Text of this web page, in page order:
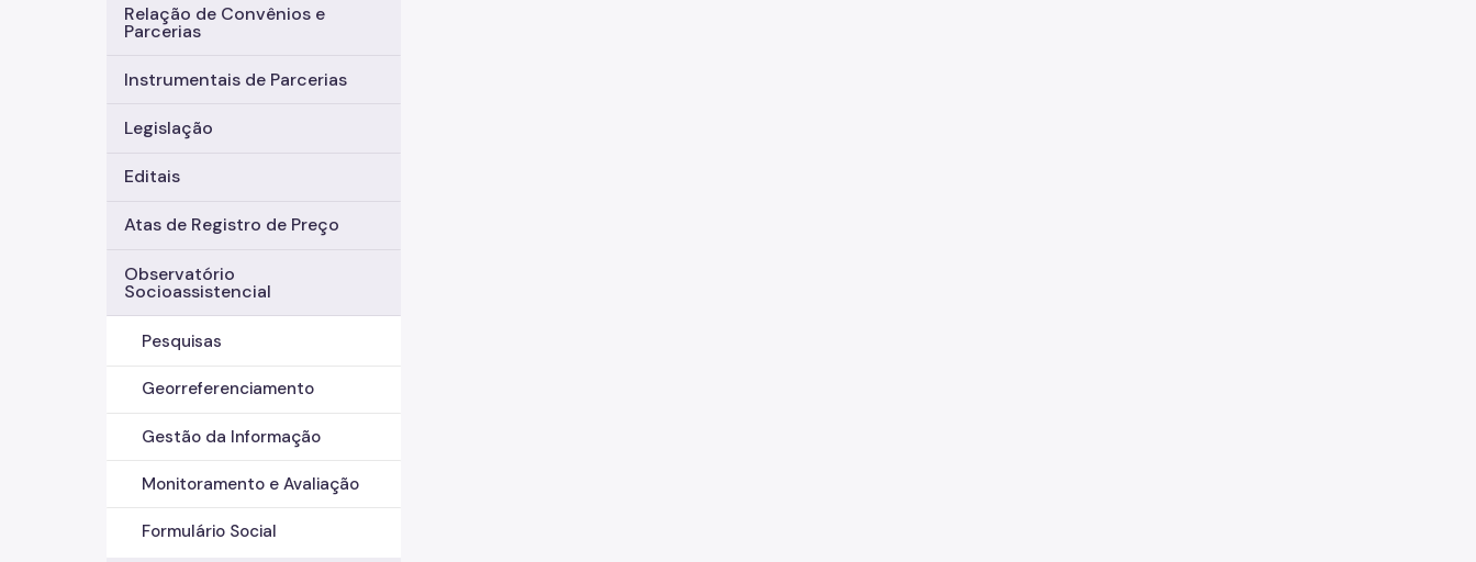
Relação de Convênios e
Parcerias
Instrumentais de Parcerias
Legislação
Editais
Atas de Registro de Preço
Observatório
Socioassistencial
Pesquisas
Georreferenciamento
Gestão da Informação
Monitoramento e Avaliação
Formulário Social